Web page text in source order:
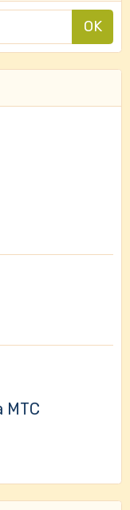
OK
MTC